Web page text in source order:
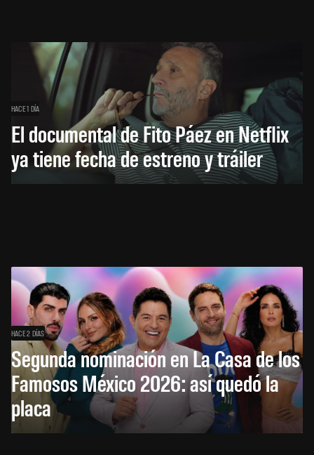
HACE 1 DÍA
El documental de Fito Páez en Netflix
ya tiene fecha de estreno y tráiler
HACE 2 DÍAS
Segunda nominación en La Casa de los
Famosos México 2026: así quedó la
placa